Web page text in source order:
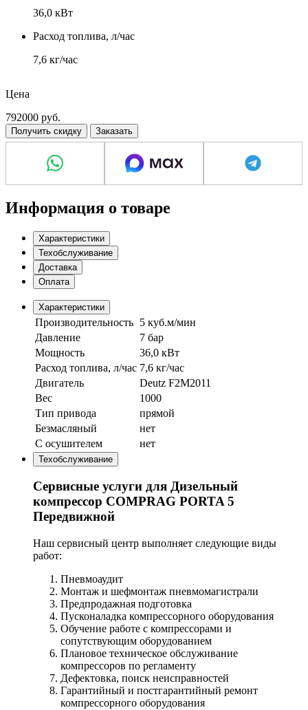
36,0 кВт
Расход топлива, л/час
7,6 кг/час
Цена
792000 руб.
Получить скидку Заказать
Информация о товаре
Характеристики
Техобслуживание
Доставка
Оплата
Характеристики
Производительность 5 куб.м/мин
Давление
7 бар
Мощность
36,0 кВт
Расход топлива, л/час 7,6 кг/час
Двигатель
Deutz F2M2011
Вес
1000
Тип привода
прямой
Безмасляный
нет
С осушителем
нет
Техобслуживание
Сервисные услуги для Дизельный
компрессор COMPRAG PORTA 5
Передвижной
Наш сервисный центр выполняет следующие виды
работ:
Пневмоаудит
Монтаж и шефмонтаж пневмомагистрали
Предпродажная подготовка
Пусконаладка компрессорного оборудования
Обучение работе с компрессорами и
сопутствующим оборудованием
Плановое техническое обслуживание
компрессоров по регламенту
Дефектовка, поиск неисправностей
Гарантийный и постгарантийный ремонт
компрессорного оборудования